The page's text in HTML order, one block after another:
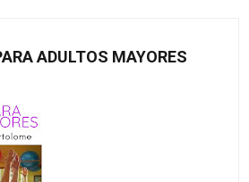
ADULTOS MAYORES